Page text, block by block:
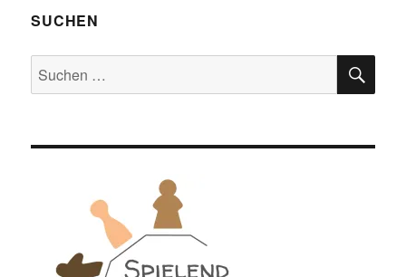
SUCHEN
Suchen
nach: